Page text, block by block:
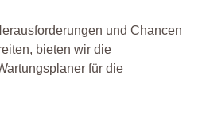
und Chancen
bieten wir die
für die